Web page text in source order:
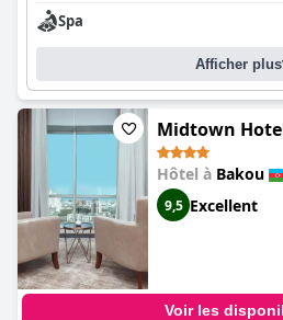
Spa
Afficher plus
Midtown
Hôtel à Bakou
9,5 Excellent
Voir les